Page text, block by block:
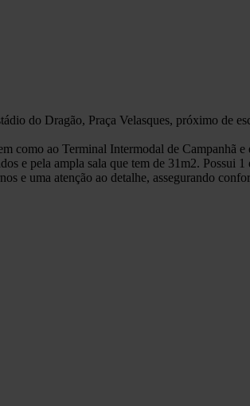
do Dragão, Praça Velasques, próximo de
como ao Terminal Intermodal de Campanhã e
e pela ampla sala que tem de 31m2. Possui 1
e uma atenção ao detalhe, assegurando